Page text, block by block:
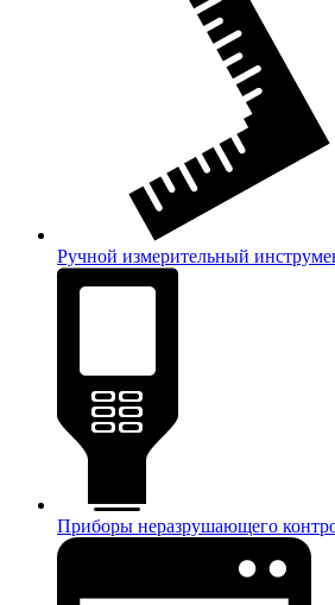
Ручной измерительный
Приборы неразрушающего